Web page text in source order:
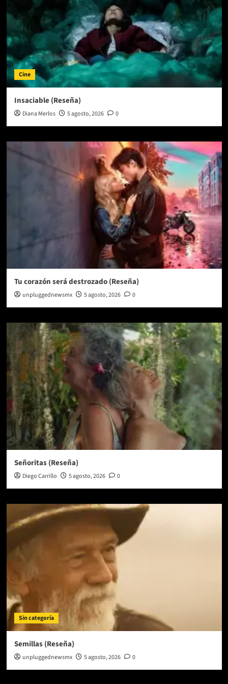
Cine
Insaciable (Reseña)
Diana Merlos 5 agosto, 2026 0
Tu corazón será destrozado (Reseña)
unpluggednewsmx 5 agosto, 2026 0
Señoritas (Reseña)
Diego Carrillo 5 agosto, 2026 0
Sin categoría
Semillas (Reseña)
unpluggednewsmx 5 agosto, 2026 0